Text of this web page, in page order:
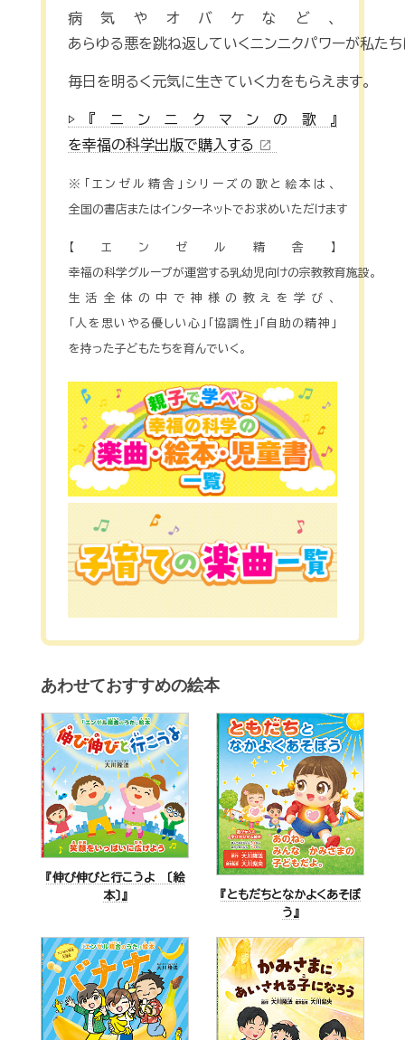
病気やオバケなど、
あらゆる悪を跳ね返していくニンニクパワーが私た
毎日を明るく元気に生きていく力をもらえます。
▷『ニンニクマンの歌』
を幸福の科学出版で購入する open_in_new
※「エンゼル精舎」シリーズの歌と絵本は、
全国の書店またはインターネットでお求めいただけます
【エンゼル精舎】
幸福の科学グループが運営する乳幼児向けの宗教教育施設。
生活全体の中で神様の教えを学び、
「人を思いやる優しい心」「協調性」「自助の精神」
を持った子どもたちを育んでいく。
あわせておすすめの絵本
『伸び伸びと行こうよ 〔絵
本〕』
『ともだちとなかよくあそぼ
う』